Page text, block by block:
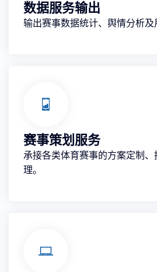
数据服务输出
输出赛事数据统计、舆情分析及
赛事策划服务
承接各类体育赛事的方案定制
理。